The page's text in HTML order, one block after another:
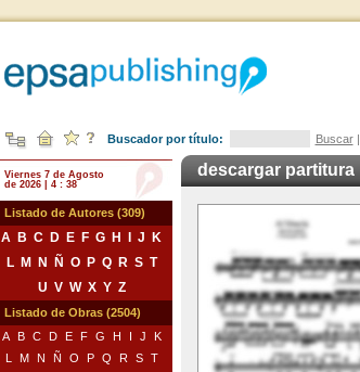
Buscador por título: Buscar|
Viernes 7 de Agosto
de 2026 | 4 : 38
Listado de Autores (309)
A B C D E F G H J
K
L
M N Ñ O P Q R S T
U V W X Y Z
Listado de Obras (2504)
A
B C D E F G H I J
K
L
M N Ñ O P Q R S T
descargar partitura